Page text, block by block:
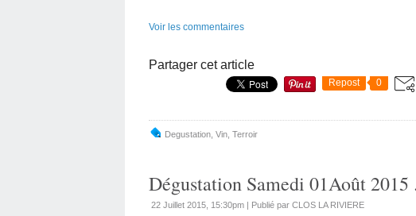
Voir les commentaires
Partager cet article
Repost 0
Degustation Vin Terroir
Dégustation Samedi 01Août 2015
22 Juillet 2015, 15:30pm | Publié par CLOS LA RIVIERE